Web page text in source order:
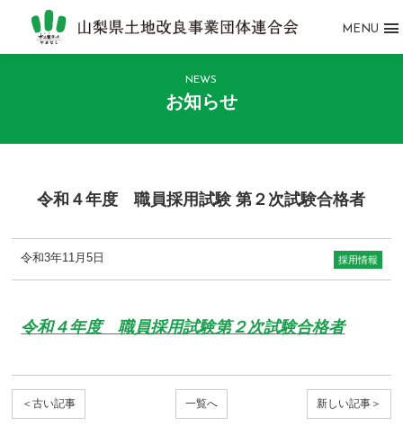
MENU
NEWS
お知らせ
令和４年度 職員採用試験 第２次試験合格者
令和3年11月5日 採用情報
令和４年度 職員採用試験第２次試験合格者
＜古い記事 一覧へ 新しい記事＞